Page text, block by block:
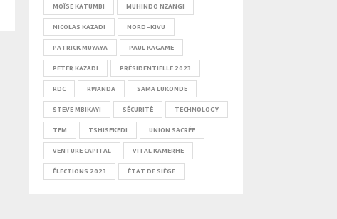
MOÏSE KATUMBI MUHINDO NZANGI
NICOLAS KAZADI NORD-KIVU
PATRICK MUYAYA PAUL KAGAME
PETER KAZADI PRÉSIDENTIELLE 2023
RDC RWANDA SAMA LUKONDE
STEVE MBIKAYI SÉCURITÉ TECHNOLOGY
TFM TSHISEKEDI UNION SACRÉE
VENTURE CAPITAL VITAL KAMERHE
ÉLECTIONS 2023 ÉTAT DE SIÈGE